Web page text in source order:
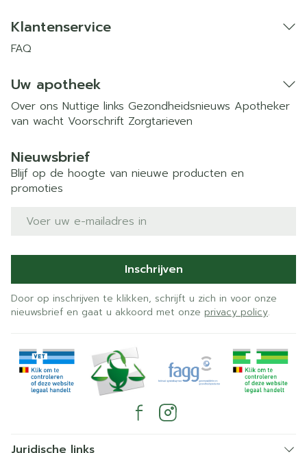
Klantenservice
FAQ
Uw apotheek
Over ons Nuttige links Gezondheidsnieuws Apotheker
van wacht Voorschrift Zorgtarieven
Nieuwsbrief
Blijf op de hoogte van nieuwe producten en
promoties
E-mail adres
Inschrijven
Door op inschrijven te klikken, schrijft u zich in voor onze
nieuwsbrief en gaat u akkoord met onze privacy policy.
Juridische links